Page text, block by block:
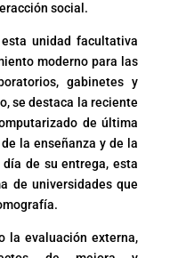
social.
unidad facultativa
moderno para las
gabinetes y
se destaca la reciente
de última
la enseñanza y de la
de su entrega, esta
de universidades que
la evaluación externa,